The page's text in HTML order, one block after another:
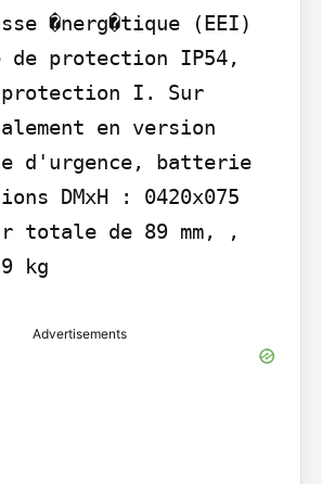
�nerg�tique (EEI)
de protection IP54,
protection I. Sur
en version
d'urgence, batterie
DMxH : 0420x075
totale de 89 mm, ,
kg
Advertisements